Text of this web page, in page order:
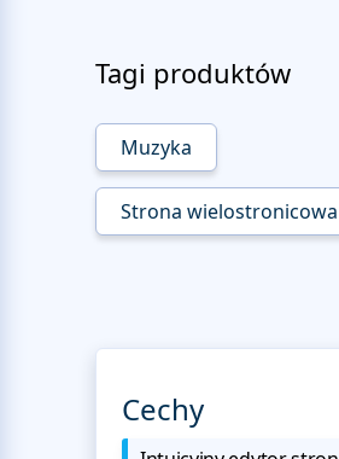
Tagi produktów
Muzyka
Strona wielostronicowa
Cechy